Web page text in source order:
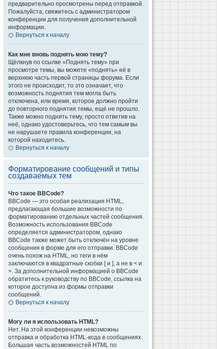
предварительно просмотрены перед отправкой.
Пожалуйста, свяжитесь с администратором
конференции для получения дополнительной
информации.
Вернуться к началу
Как мне вновь поднять мою тему?
Щёлкнув по ссылке «Поднять тему» при
просмотре темы, вы можете «поднять» её в
верхнюю часть первой страницы форума. Если
этого не происходит, то это означает, что
возможность поднятия тем могла быть
отключена, или время, которое должно пройти
до повторного поднятия темы, ещё не прошло.
Также можно поднять тему, просто ответив на
неё, однако удостоверьтесь, что тем самым вы
не нарушаете правила конференции, на
которой находитесь.
Вернуться к началу
Форматирование сообщений и типы
создаваемых тем
Что такое BBCode?
BBCode — это особая реализация HTML,
предлагающая большие возможности по
форматированию отдельных частей сообщения.
Возможность использования BBCode
определяется администратором, однако
BBCode также может быть отключён на уровне
сообщения в форме для его отправки. BBCode
очень похож на HTML, но теги в нём
заключаются в квадратные скобки [ и ], а не в < и
>. За дополнительной информацией о BBCode
обратитесь к руководству по BBCode, ссылка на
которое доступна из формы отправки
сообщений.
Вернуться к началу
Могу ли я использовать HTML?
Нет. На этой конференции невозможны
отправка и обработка HTML-кода в сообщениях.
Большая часть возможностей HTML по